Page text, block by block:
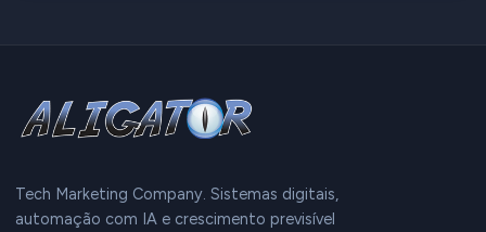
Tech Marketing Company. Sistemas digitais,
automação com IA e crescimento previsível